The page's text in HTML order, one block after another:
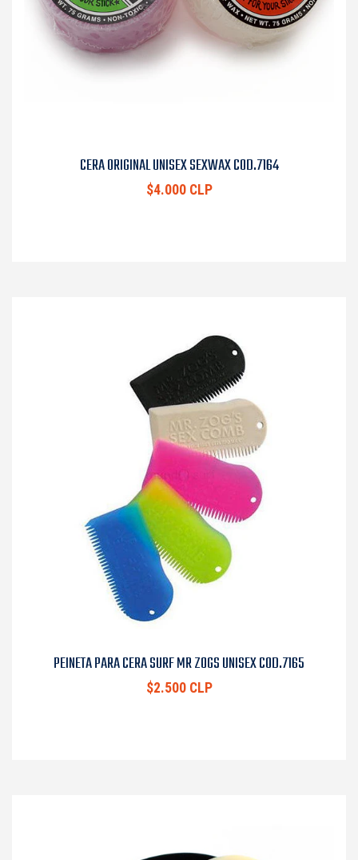
CERA ORIGINAL UNISEX SEXWAX COD.7164
$4.000 CLP
PEINETA PARA CERA SURF MR ZOGS UNISEX COD.7165
$2.500 CLP